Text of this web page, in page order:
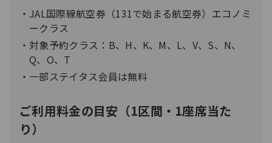
JAL国際線航空券（131で始まる航空券）エコノミ
ークラス
対象予約クラス：B、H、K、M、L、V、S、N、
Q、O、T
一部ステイタス会員は無料
ご利用料金の目安（1区間・1座席当た
り）